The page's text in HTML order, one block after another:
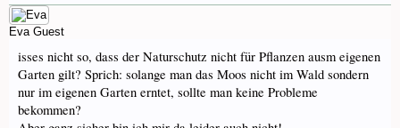
Eva Guest
isses nicht so, dass der Naturschutz nicht für Pflanzen ausm eigenen
Garten gilt? Sprich: solange man das Moos nicht im Wald sondern
nur im eigenen Garten erntet, sollte man keine Probleme
bekommen?